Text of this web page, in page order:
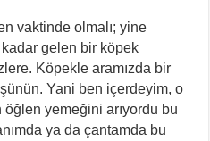
vaktinde olmalı; yine
kadar gelen bir köpek
Köpekle aramızda bir
Yani ben içerdeyim, o
öğlen yemeğini arıyordu bu
ya da çantamda bu